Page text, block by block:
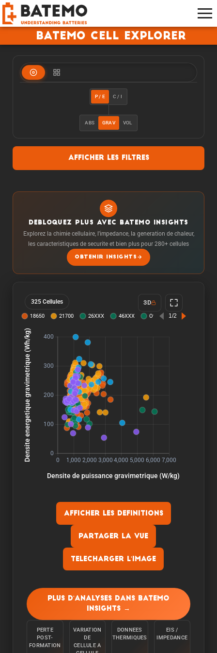
Batemo Cell Explorer
P / E C / I
ABS GRAV VOL
Afficher les filtres
DEBLOQUEZ PLUS AVEC BATEMO INSIGHTS
Explorez la chimie cellulaire, l'impedance, la generation de chaleur,
les caracteristiques de securite et bien plus pour 280+ cellules
OBTENIR INSIGHTS
325 Cellules 3D
Afficher les definitions
Partager la vue
Telecharger l'image
La capacite est mesuree en dechargeant la
cellule a une temperature ambiante de 25°C a
partir de 100% avec un courant constant C/10
atteinte.
Plus d'analyses dans Batemo
Insights →
PERTE
POST-
FORMATION
VARIATION
DE
CELLULE A
DONNEES
THERMIQUES
EIS /
IMPEDANCE